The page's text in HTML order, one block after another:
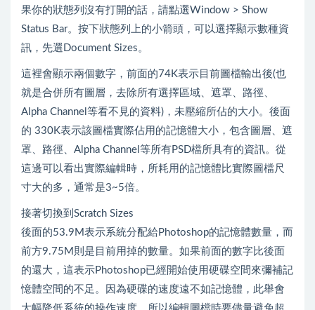
果你的狀態列沒有打開的話，請點選Window > Show
Status Bar。按下狀態列上的小箭頭，可以選擇顯示數種資
訊，先選Document Sizes。
這裡會顯示兩個數字，前面的74K表示目前圖檔輸出後(也
就是合併所有圖層，去除所有選擇區域、遮罩、路徑、
Alpha Channel等看不見的資料)，未壓縮所佔的大小。後面
的 330K表示該圖檔實際佔用的記憶體大小，包含圖層、遮
罩、路徑、Alpha Channel等所有PSD檔所具有的資訊。從
這邊可以看出實際編輯時，所耗用的記憶體比實際圖檔尺
寸大的多，通常是3~5倍。
接著切換到Scratch Sizes
後面的53.9M表示系統分配給Photoshop的記憶體數量，而
前方9.75M則是目前用掉的數量。如果前面的數字比後面
的還大，這表示Photoshop已經開始使用硬碟空間來彌補記
憶體空間的不足。因為硬碟的速度遠不如記憶體，此舉會